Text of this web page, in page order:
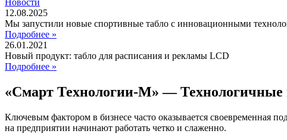
Новости
12.08.2025
Мы запустили новые спортивные табло с инновационными
Подробнее »
26.01.2021
Новый продукт: табло для расписания и рекламы LCD
Подробнее »
«Смарт Технологии-М» —
Ключевым фактором в бизнесе часто оказывается своевременная
на предприятии начинают работать четко и слаженно.